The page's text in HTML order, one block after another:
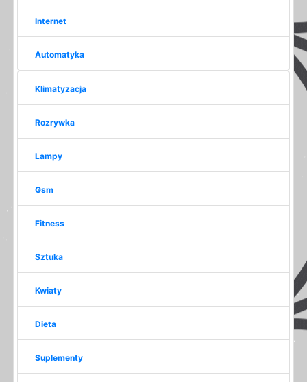
Internet
Automatyka
Klimatyzacja
Rozrywka
Lampy
Gsm
Fitness
Sztuka
Kwiaty
Dieta
Suplementy